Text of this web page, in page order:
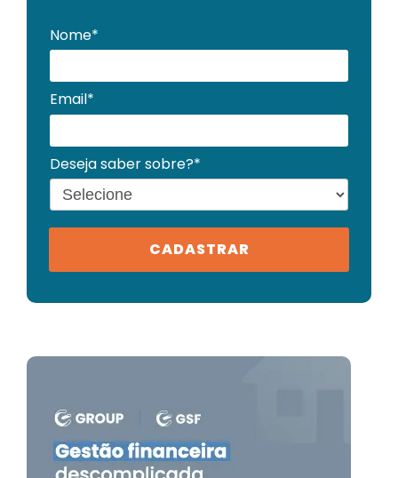
Nome*
Email*
Deseja saber sobre?*
CADASTRAR